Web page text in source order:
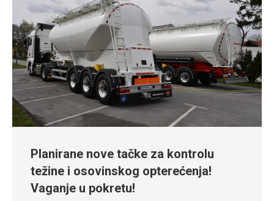
Planirane nove tačke za kontrolu
težine i osovinskog opterećenja!
Vaganje u pokretu!